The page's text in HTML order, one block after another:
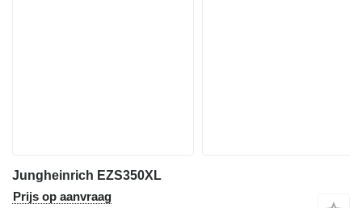
Jungheinrich EZS350XL
Prijs op aanvraag